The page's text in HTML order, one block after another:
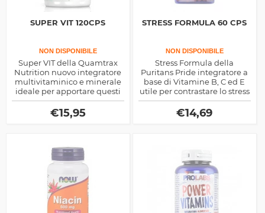
SUPER VIT 120CPS
NON DISPONIBILE
Super VIT della Quamtrax
Nutrition nuovo integratore
multivitaminico e minerale
ideale per apportare questi
fondamentali micro-
nutrienti
€15,95
STRESS FORMULA 60 CPS
NON DISPONIBILE
Stress Formula della
Puritans Pride integratore a
base di Vitamine B, C ed E
utile per contrastare lo stress
ossidativo cellulare,
svolgendo una potente
azione antiossidante
€14,69